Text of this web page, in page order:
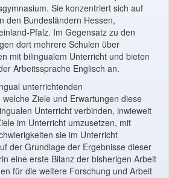
Sie konzentriert sich auf
den Bundesländern Hessen,
Pfalz. Im Gegensatz zu den
dort mehrere Schulen über
mit bilingualem Unterricht und bieten
Arbeitssprache Englisch an.
unterrichtenden
Ziele und Erwartungen diese
Unterricht verbinden, inwieweit
im Unterricht umzusetzen, mit
sie im Unterricht
der Grundlage der Ergebnisse dieser
eine erste Bilanz der bisherigen Arbeit
für die weitere Forschung und Arbeit